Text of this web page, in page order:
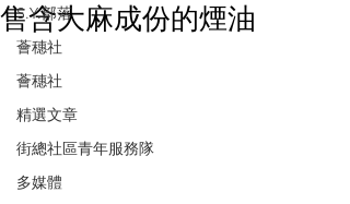
S.Y.部落
薈穗社
薈穗社
精選文章
街總社區青年服務隊
多媒體
售含大麻成份的煙油